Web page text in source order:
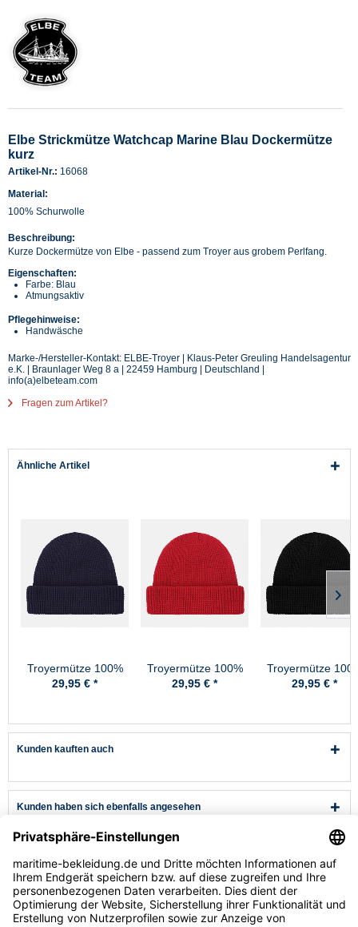
Elbe Strickmütze Watchcap Marine Blau Dockermütze
kurz
Artikel-Nr.: 16068
Material:
100% Schurwolle
Beschreibung:
Kurze Dockermütze von Elbe - passend zum Troyer aus grobem Perlfang.
Eigenschaften:
Farbe: Blau
Atmungsaktiv
Pflegehinweise:
Handwäsche
Marke-/Hersteller-Kontakt: ELBE-Troyer | Klaus-Peter Greuling Handelsagentur
e.K. | Braunlager Weg 8 a | 22459 Hamburg | Deutschland |
info(a)elbeteam.com
Fragen zum Artikel?
Ähnliche Artikel
Troyermütze 100%
Schurwolle
29,95 € *
Troyermütze 100%
Schurwolle
29,95 € *
Troyermütze
Schurwolle
29,95 € *
Kunden kauften auch
Kunden haben sich ebenfalls angesehen
Kundenservice